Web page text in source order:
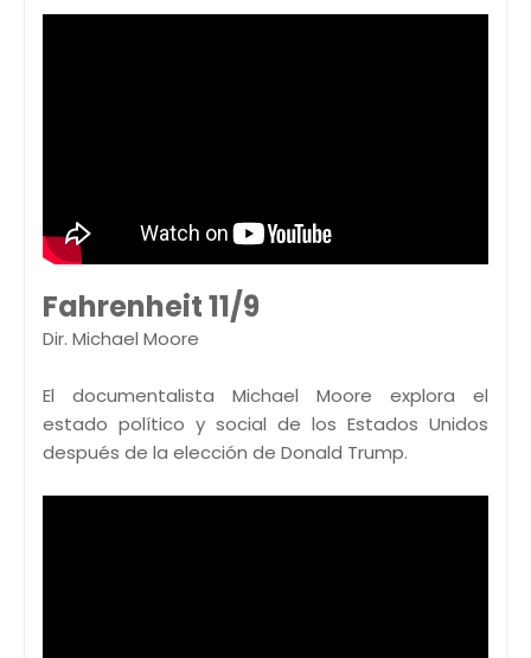
Fahrenheit 11/9
Dir. Michael Moore
El documentalista Michael Moore explora el
estado político y social de los Estados Unidos
después de la elección de Donald Trump.